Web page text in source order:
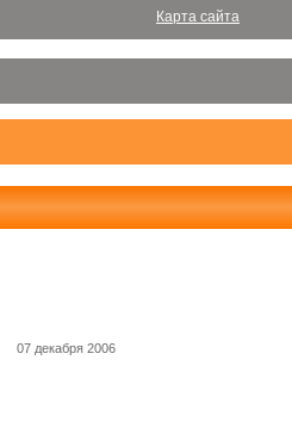
Карта сайта
07 декабря 2006